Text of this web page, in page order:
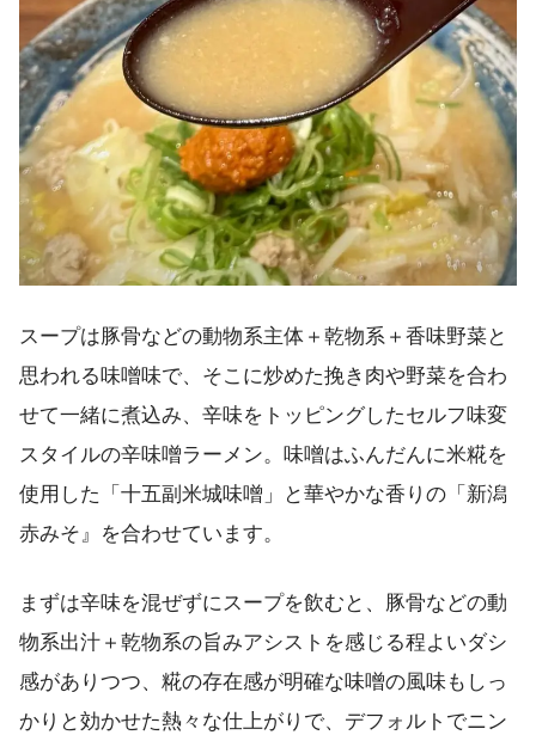
スープは豚骨などの動物系主体＋乾物系＋香味野菜と
思われる味噌味で、そこに炒めた挽き肉や野菜を合わ
せて一緒に煮込み、辛味をトッピングしたセルフ味変
スタイルの辛味噌ラーメン。味噌はふんだんに米糀を
使用した「十五副米城味噌」と華やかな香りの「新潟
赤みそ』を合わせています。
まずは辛味を混ぜずにスープを飲むと、豚骨などの動
物系出汁＋乾物系の旨みアシストを感じる程よいダシ
感がありつつ、糀の存在感が明確な味噌の風味もしっ
かりと効かせた熱々な仕上がりで、デフォルトでニン